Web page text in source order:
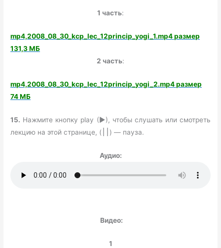
1 часть:
mp4,2008_08_30_kcp_lec_12princip_yogi_1.mp4 размер
131,3 МБ
2 часть:
mp4,2008_08_30_kcp_lec_12princip_yogi_2.mp4 размер
74 МБ
15. Нажмите кнопку play (►), чтобы слушать или смотреть
лекцию на этой странице, (
) — пауза.
Аудио:
Видео:
1